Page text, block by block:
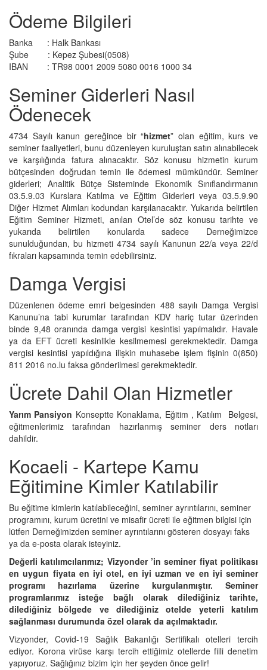
Ödeme Bilgileri
Banka : Halk Bankası
Şube : Kepez Şubesi(0508)
IBAN : TR98 0001 2009 5080 0016 1000 34
Seminer Giderleri Nasıl
Ödenecek
4734 Sayılı kanun gereğince bir “hizmet” olan eğitim, kurs ve
seminer faaliyetleri, bunu düzenleyen kuruluştan satın alınabilecek
ve karşılığında fatura alınacaktır. Söz konusu hizmetin kurum
bütçesinden doğrudan temin ile ödemesi mümkündür. Seminer
giderleri; Analitik Bütçe Sisteminde Ekonomik Sınıflandırmanın
03.5.9.03 Kurslara Katılma ve Eğitim Giderleri veya 03.5.9.90
Diğer Hizmet Alımları kodundan karşılanacaktır. Yukarıda belirtilen
Eğitim Seminer Hizmeti, anılan Otel’de söz konusu tarihte ve
yukarıda belirtilen konularda sadece Derneğimizce
sunulduğundan, bu hizmeti 4734 sayılı Kanunun 22/a veya 22/d
fıkraları kapsamında temin edebilirsiniz.
Damga Vergisi
Düzenlenen ödeme emri belgesinden 488 sayılı Damga Vergisi
Kanunu’na tabi kurumlar tarafından KDV hariç tutar üzerinden
binde 9,48 oranında damga vergisi kesintisi yapılmalıdır. Havale
ya da EFT ücreti kesinlikle kesilmemesi gerekmektedir. Damga
vergisi kesintisi yapıldığına ilişkin muhasebe işlem fişinin 0(850)
811 2016 no.lu faksa gönderilmesi gerekmektedir.
Ücrete Dahil Olan Hizmetler
Yarım Pansiyon Konseptte Konaklama, Eğitim , Katılım Belgesi,
eğitmenlerimiz tarafından hazırlanmış seminer ders notları
dahildir.
Kocaeli - Kartepe Kamu
Eğitimine Kimler Katılabilir
Bu eğitime kimlerin katılabileceğini, seminer ayrıntılarını, seminer
programını, kurum ücretini ve misafir ücreti ile eğitmen bilgisi için
lütfen Derneğimizden seminer ayrıntılarını gösteren dosyayı faks
ya da e-posta olarak isteyiniz.
Değerli katılımcılarımız; Vizyonder ’in seminer fiyat politikası
en uygun fiyata en iyi otel, en iyi uzman ve en iyi seminer
programı hazırlama üzerine kurgulanmıştır. Seminer
programlarımız isteğe bağlı olarak dilediğiniz tarihte,
dilediğiniz bölgede ve dilediğiniz otelde yeterli katılım
sağlanması durumunda özel olarak da açılmaktadır.
Vizyonder, Covid-19 Sağlık Bakanlığı Sertifikalı otelleri tercih
ediyor. Korona virüse karşı tercih ettiğimiz otellerde fiili denetim
yapıyoruz. Sağlığınız bizim için her şeyden önce gelir!